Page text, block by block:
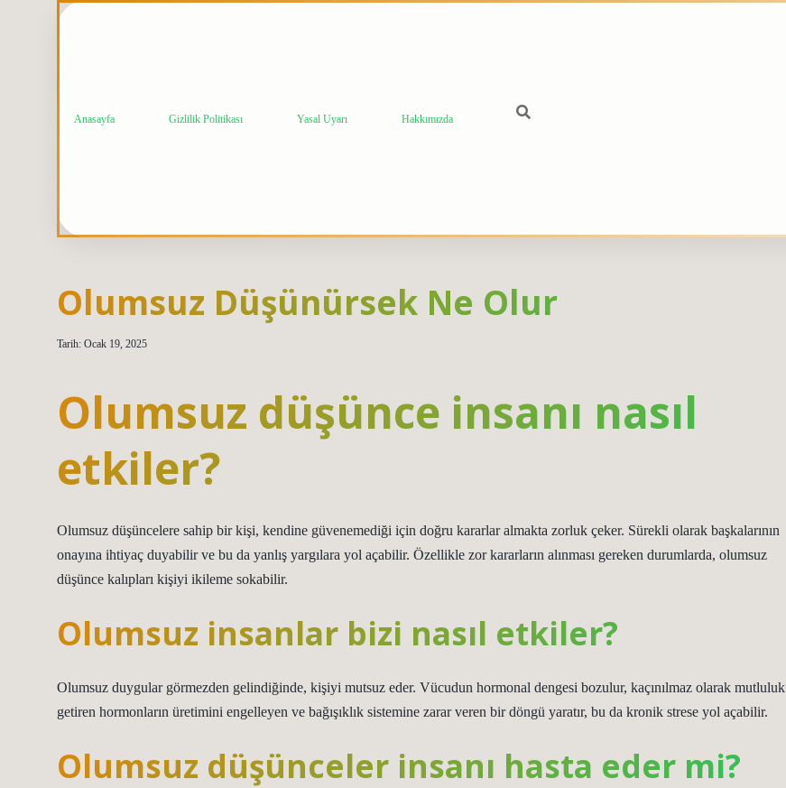
Anasayfa Gizlilik Politikası Yasal Uyarı Hakkımızda
Olumsuz Düşünürsek Ne Olur
Tarih: Ocak 19, 2025
Olumsuz düşünce insanı nasıl
etkiler?
Olumsuz düşüncelere sahip bir kişi, kendine güvenemediği için doğru kararlar almakta zorluk çeker. Sürekli olarak başkalarının
onayına ihtiyaç duyabilir ve bu da yanlış yargılara yol açabilir. Özellikle zor kararların alınması gereken durumlarda, olumsuz
düşünce kalıpları kişiyi ikileme sokabilir.
Olumsuz insanlar bizi nasıl etkiler?
Olumsuz duygular görmezden gelindiğinde, kişiyi mutsuz eder. Vücudun hormonal dengesi bozulur, kaçınılmaz olarak mutluluk
getiren hormonların üretimini engelleyen ve bağışıklık sistemine zarar veren bir döngü yaratır, bu da kronik strese yol açabilir.
Olumsuz düşünceler insanı hasta eder mi?